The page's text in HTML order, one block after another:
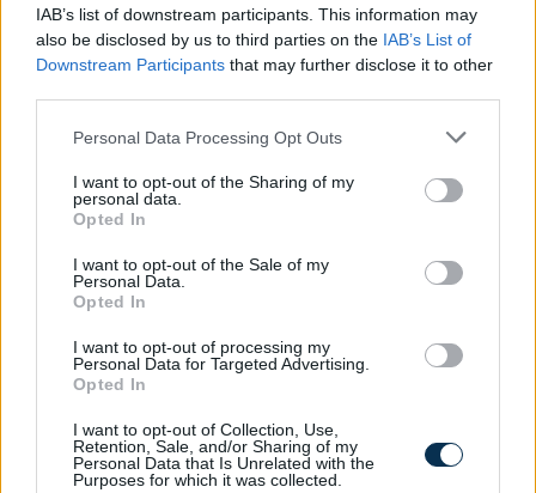
IAB’s list of downstream participants. This information may
also be disclosed by us to third parties on the IAB’s List of
Downstream Participants that may further disclose it to other
Please note that this website/app uses one or more Google
not limited to your visit or usage behaviour. You may click to
grant or deny consent to Google and its third-party tags to
use your data for below specified purposes in below Google
consent section.
Personal Data Processing Opt Outs
I want to opt-out of the Sharing of my
personal data.
Opted In
I want to opt-out of the Sale of my
Personal Data.
Opted In
I want to opt-out of processing my
Personal Data for Targeted Advertising.
Opted In
I want to opt-out of Collection, Use,
Retention, Sale, and/or Sharing of my
Personal Data that Is Unrelated with the
Purposes for which it was collected.
És ezeket kiszámoltad már?